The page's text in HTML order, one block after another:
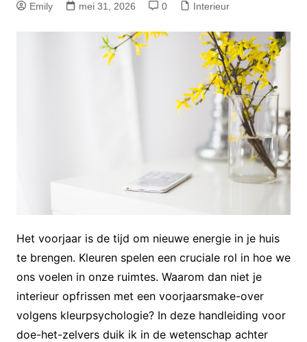
Emily mei 31, 2026 0 Interieur
Het voorjaar is de tijd om nieuwe energie in je huis
te brengen. Kleuren spelen een cruciale rol in hoe we
ons voelen in onze ruimtes. Waarom dan niet je
interieur opfrissen met een voorjaarsmake-over
volgens kleurpsychologie? In deze handleiding voor
doe-het-zelvers duik ik in de wetenschap achter